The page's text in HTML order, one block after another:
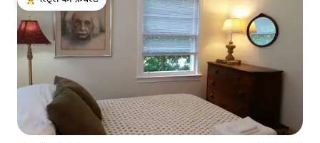
गेस्ट्स का टॉप फ़ेवरेट